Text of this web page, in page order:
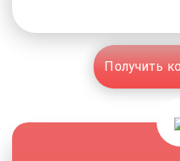
Получить